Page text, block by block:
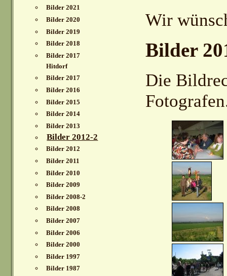
Bilder 2021
Bilder 2020
Bilder 2019
Bilder 2018
Bilder 2017
Hitdorf
Bilder 2017
Bilder 2016
Bilder 2015
Bilder 2014
Bilder 2013
Bilder 2012-2
Bilder 2012
Bilder 2011
Bilder 2010
Bilder 2009
Bilder 2008-2
Bilder 2008
Bilder 2007
Bilder 2006
Bilder 2000
Bilder 1997
Bilder 1987
Wir
Bilder
Die